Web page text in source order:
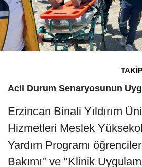
Acil Durum Senaryosunun
Erzincan Binali Yıldırım
Hizmetleri Meslek
Yardım Programı
Bakımı" ve "Klinik